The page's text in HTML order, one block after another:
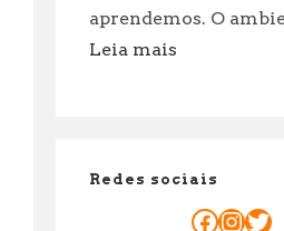
aprendemos. O
Leia mais
NA
ERA
Redes sociais
Facebook